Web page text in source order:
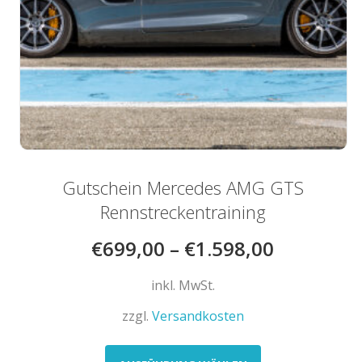
Gutschein Mercedes AMG GTS
Rennstreckentraining
€699,00 – €1.598,00
inkl. MwSt.
zzgl. Versandkosten
Dieses